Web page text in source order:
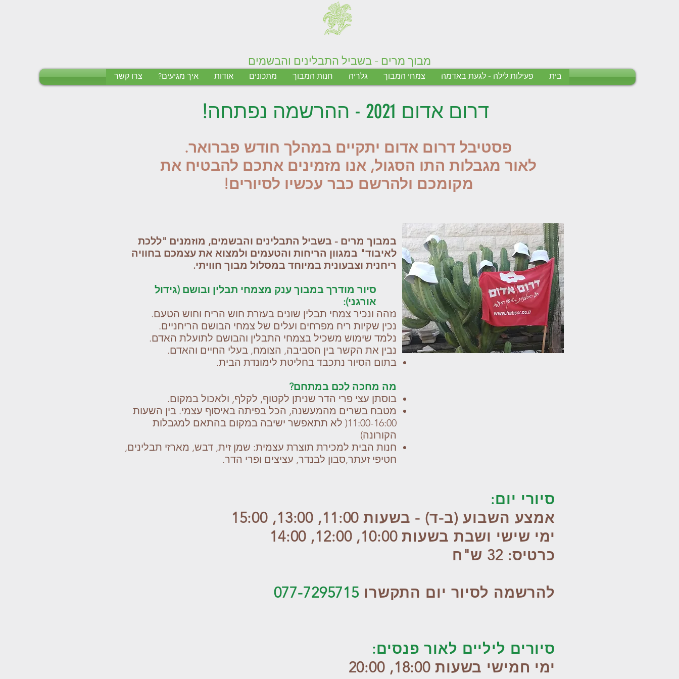
מבוך מרים - בשביל התבלינים והבשמים
בית פעילות לילה - לגעת באדמה צמחי המבוך גלריה חנות המבוך מתכונים אודות איך מגיעים? צרו קשר
דרום אדום 2021 - ההרשמה נפתחה!
פסטיבל דרום אדום יתקיים במהלך חודש פברואר.
לאור מגבלות התו הסגול, אנו מזמינים אתכם להבטיח את
מקומכם ולהרשם כבר עכשיו לסיורים!
במבוך מרים - בשביל התבלינים והבשמים, מוזמנים "ללכת
לאיבוד" במגוון הריחות והטעמים ולמצוא את עצמכם בחוויה
ריחנית וצבעונית במיוחד במסלול מבוך חוויתי.
סיור מודרך במבוך ענק מצמחי תבלין ובושם (גידול
אורגני):
נזהה ונכיר צמחי תבלין שונים בעזרת חוש הריח וחוש הטעם.
נכין שקיות ריח מפרחים ועלים של צמחי הבושם הריחניים.
נלמד שימוש משכיל בצמחי התבלין והבושם לתועלת האדם.
נבין את הקשר בין הסביבה, הצומח, בעלי החיים והאדם.
בתום הסיור נתכבד בחליטת לימונדת הבית.
מה מחכה לכם במתחם?
בוסתן עצי פרי הדר שניתן לקטוף, לקלף, ולאכול במקום.
מטבח בשרים מהמעשנה, הכל בפיתה באיסוף עצמי. בין השעות
11:00-16:00( לא תתאפשר ישיבה במקום בהתאם למגבלות
הקורונה)
חנות הבית למכירת תוצרת עצמית: שמן זית, דבש, מארזי תבלינים,
חטיפי זעתר,סבון לבנדר, עציצים ופרי הדר.
סיורי יום:
אמצע השבוע (ב-ד) - בשעות 11:00, 13:00, 15:00
ימי שישי ושבת בשעות 10:00, 12:00, 14:00
כרטיס: 32 ש"ח
להרשמה לסיור יום התקשרו 077-7295715
סיורים ליליים לאור פנסים:
ימי חמישי בשעות 18:00, 20:00